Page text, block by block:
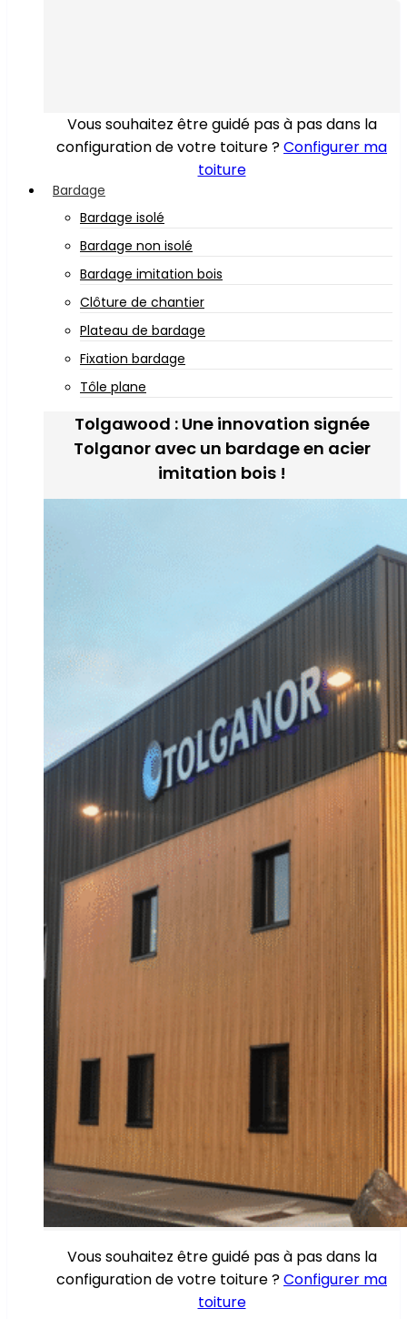
Vous souhaitez être guidé pas à pas dans la
configuration de votre toiture ?Configurer ma
toiture
Bardage
Bardage isolé
Bardage non isolé
Bardage imitation bois
Clôture de chantier
Plateau de bardage
Fixation bardage
Tôle plane
Tolgawood : Une innovation signée
Tolganor avec un bardage en acier
imitation bois !
Vous souhaitez être guidé pas à pas dans la
configuration de votre toiture ?Configurer ma
toiture